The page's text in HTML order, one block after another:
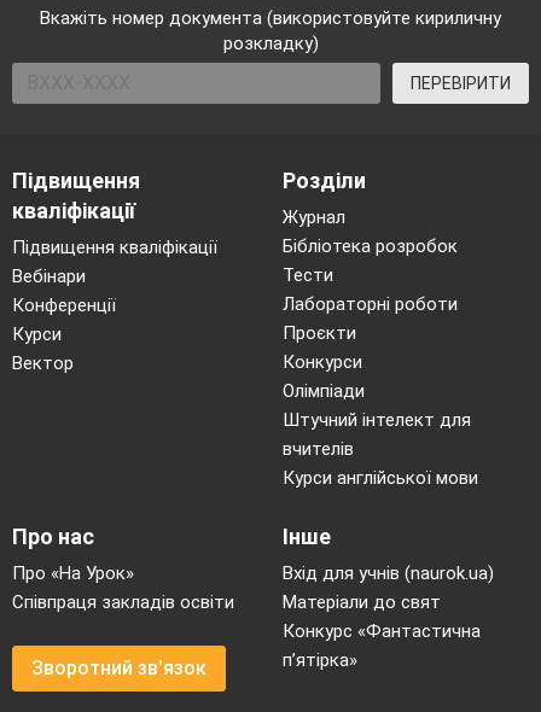
Вкажіть номер документа (використовуйте кириличну
розкладку)
ПЕРЕВІРИТИ
Підвищення
кваліфікації
Підвищення кваліфікації
Вебінари
Конференції
Курси
Вектор
Розділи
Журнал
Бібліотека розробок
Тести
Лабораторні роботи
Проєкти
Конкурси
Олімпіади
Штучний інтелект для
вчителів
Курси англійської мови
Про нас
Про «На Урок»
Співпраця закладів освіти
Зворотний зв'язок
Інше
Вхід для учнів (naurok.ua)
Матеріали до свят
Конкурс «Фантастична
п’ятірка»